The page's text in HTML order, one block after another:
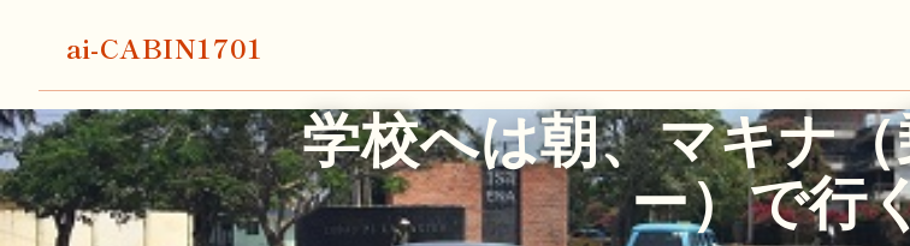
ai-CABIN1701
学校へは朝、マキナ
ー）で行